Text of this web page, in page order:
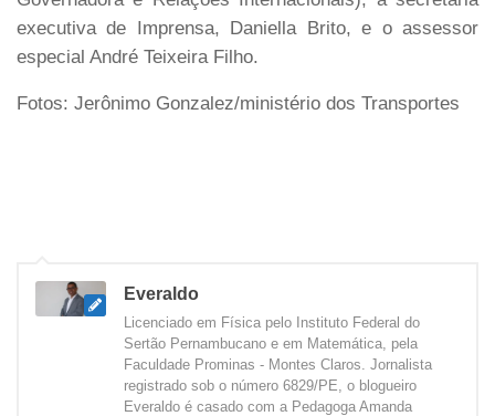
executiva de Imprensa, Daniella Brito, e o assessor
especial André Teixeira Filho.
Fotos: Jerônimo Gonzalez/ministério dos Transportes
Everaldo
Licenciado em Física pelo Instituto Federal do
Sertão Pernambucano e em Matemática, pela
Faculdade Prominas - Montes Claros. Jornalista
registrado sob o número 6829/PE, o blogueiro
Everaldo é casado com a Pedagoga Amanda